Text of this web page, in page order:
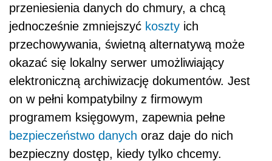
przeniesienia danych do chmury, a chcą
jednocześnie zmniejszyć koszty ich
przechowywania, świetną alternatywą może
okazać się lokalny serwer umożliwiający
elektroniczną archiwizację dokumentów. Jest
on w pełni kompatybilny z firmowym
programem księgowym, zapewnia pełne
bezpieczeństwo danych oraz daje do nich
bezpieczny dostęp, kiedy tylko chcemy.